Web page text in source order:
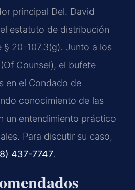
principal Del. David
estatuto de distribución
§ 20-107.3(g). Junto a los
Counsel), el bufete
en el Condado de
conocimiento de las
un entendimiento práctico
Para discutir su caso,
437-7747.